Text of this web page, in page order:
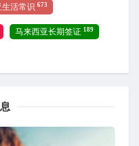
活常识 673
马来西亚长期签证 189